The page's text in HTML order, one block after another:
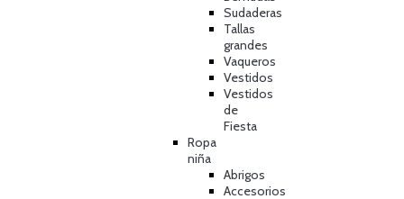
Sudaderas
Tallas
grandes
Vaqueros
Vestidos
Vestidos
de
Fiesta
Ropa
niña
Abrigos
Accesorios